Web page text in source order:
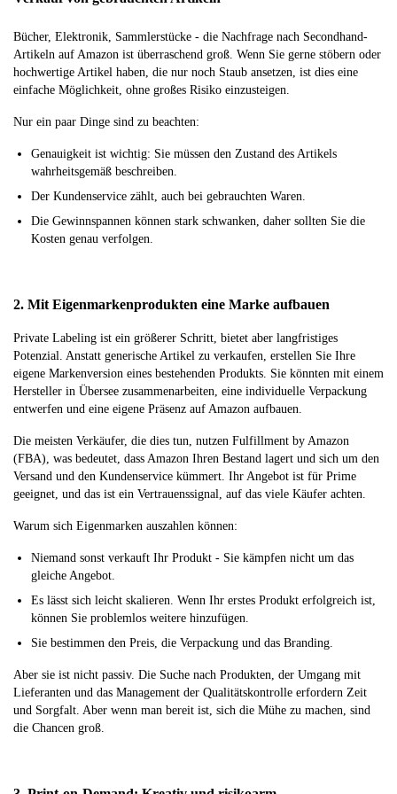
Bücher, Elektronik, Sammlerstücke - die Nachfrage nach Secondhand-
Artikeln auf Amazon ist überraschend groß. Wenn Sie gerne stöbern oder
hochwertige Artikel haben, die nur noch Staub ansetzen, ist dies eine
einfache Möglichkeit, ohne großes Risiko einzusteigen.
Nur ein paar Dinge sind zu beachten:
Genauigkeit ist wichtig: Sie müssen den Zustand des Artikels
wahrheitsgemäß beschreiben.
Der Kundenservice zählt, auch bei gebrauchten Waren.
Die Gewinnspannen können stark schwanken, daher sollten Sie die
Kosten genau verfolgen.
2. Mit Eigenmarkenprodukten eine Marke aufbauen
Private Labeling ist ein größerer Schritt, bietet aber langfristiges
Potenzial. Anstatt generische Artikel zu verkaufen, erstellen Sie Ihre
eigene Markenversion eines bestehenden Produkts. Sie könnten mit einem
Hersteller in Übersee zusammenarbeiten, eine individuelle Verpackung
entwerfen und eine eigene Präsenz auf Amazon aufbauen.
Die meisten Verkäufer, die dies tun, nutzen Fulfillment by Amazon
(FBA), was bedeutet, dass Amazon Ihren Bestand lagert und sich um den
Versand und den Kundenservice kümmert. Ihr Angebot ist für Prime
geeignet, und das ist ein Vertrauenssignal, auf das viele Käufer achten.
Warum sich Eigenmarken auszahlen können:
Niemand sonst verkauft Ihr Produkt - Sie kämpfen nicht um das
gleiche Angebot.
Es lässt sich leicht skalieren. Wenn Ihr erstes Produkt erfolgreich ist,
können Sie problemlos weitere hinzufügen.
Sie bestimmen den Preis, die Verpackung und das Branding.
Aber sie ist nicht passiv. Die Suche nach Produkten, der Umgang mit
Lieferanten und das Management der Qualitätskontrolle erfordern Zeit
und Sorgfalt. Aber wenn man bereit ist, sich die Mühe zu machen, sind
die Chancen groß.